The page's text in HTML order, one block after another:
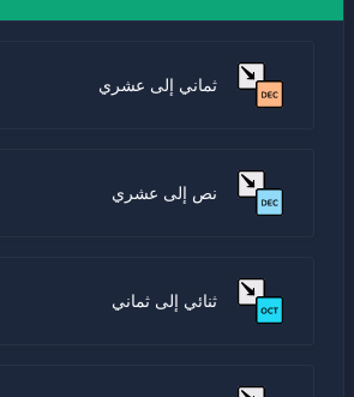
ثماني إلى عشري
نص إلى عشري
ثنائي إلى ثماني